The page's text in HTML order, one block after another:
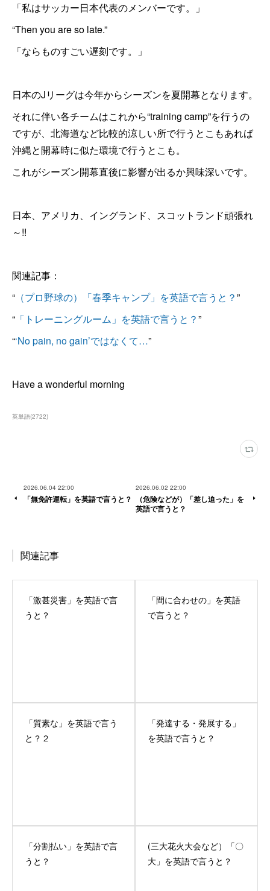
「私はサッカー日本代表のメンバーです。」
“Then you are so late.”
「ならものすごい遅刻です。」
日本のJリーグは今年からシーズンを夏開幕となります。
それに伴い各チームはこれから“training camp”を行うの
ですが、北海道など比較的涼しい所で行うとこもあれば
沖縄と開幕時に似た環境で行うとこも。
これがシーズン開幕直後に影響が出るか興味深いです。
日本、アメリカ、イングランド、スコットランド頑張れ
～!!
関連記事：
“ （プロ野球の）「春季キャンプ」を英語で言うと？”
“ 「トレーニングルーム」を英語で言うと？”
“‘No pain, no gain’ではなくて…”
Have a wonderful morning
英単語(2722)
2026.06.04 22:00
「無免許運転」を英語で言うと？
2026.06.02 22:00
（危険などが）「差し迫った」を
英語で言うと？
関連記事
「激甚災害」を英語で言
うと？
「間に合わせの」を英語
で言うと？
「質素な」を英語で言う
と？２
「発達する・発展する」
を英語で言うと？
「分割払い」を英語で言
うと？
(三大花火大会など）「〇
大」を英語で言うと？